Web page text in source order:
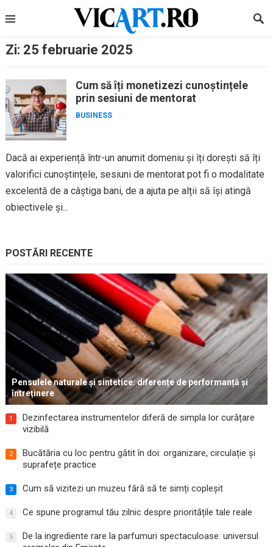
to
Zi: 25 februarie 2025
Cum să îți monetizezi cunoștințele
prin sesiuni de mentorat
BUSINESS
Dacă ai experiență într-un anumit domeniu și îți dorești să îți
valorifici cunoștințele, sesiuni de mentorat pot fi o modalitate
excelentă de a câștiga bani, de a ajuta pe alții să își atingă
obiectivele și...
POSTĂRI RECENTE
Pensulele naturale și sintetice: diferențe de performanță și
întreținere
1
Dezinfectarea instrumentelor diferă de simpla lor curățare
vizibilă
2
Bucătăria cu loc pentru gătit în doi: organizare, circulație și
suprafețe practice
3 Cum să vizitezi un muzeu fără să te simți copleșit
4 Ce spune programul tău zilnic despre prioritățile tale reale
5
De la ingrediente rare la parfumuri spectaculoase: universul